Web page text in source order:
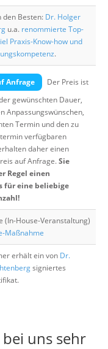
den Besten: Dr. Holger
u.a. renommierte Top-
Praxis-Know-how und
.
Anfrage
Der Preis ist
gewünschten Dauer,
Anpassungswünschen,
Termin und den zu
verfügbaren
daher einen
auf Anfrage.Sie
Regel einen
für eine beliebige
(In-House-Veranstaltung)
Maßnahme
erhält ein von Dr.
signiertes
uns sehr